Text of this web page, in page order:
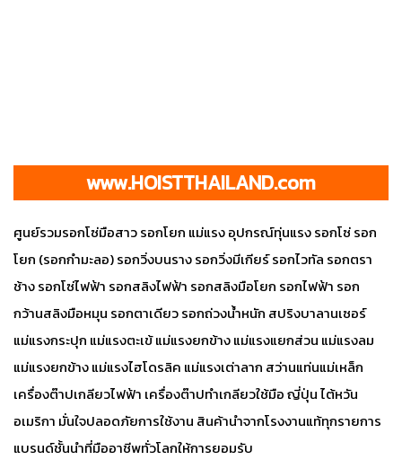
www.HOISTTHAILAND.com
ศูนย์รวมรอกโซ่มือสาว รอกโยก แม่แรง อุปกรณ์ทุ่นแรง รอกโซ่ รอก
โยก (รอกกำมะลอ) รอกวิ่งบนราง รอกวิ่งมีเกียร์ รอกไวทัล รอกตรา
ช้าง รอกโซ่ไฟฟ้า รอกสลิงไฟฟ้า รอกสลิงมือโยก รอกไฟฟ้า รอก
กว้านสลิงมือหมุน รอกตาเดียว รอกถ่วงน้ำหนัก สปริงบาลานเซอร์
แม่แรงกระปุก แม่แรงตะเข้ แม่แรงยกข้าง แม่แรงแยกส่วน แม่แรงลม
แม่แรงยกข้าง แม่แรงไฮโดรลิค แม่แรงเต่าลาก สว่านแท่นแม่เหล็ก
เครื่องต๊าปเกลียวไฟฟ้า เครื่องต๊าปทำเกลียวใช้มือ ญี่ปุ่น ไต้หวัน
อเมริกา มั่นใจปลอดภัยการใช้งาน สินค้านำจากโรงงานแท้ทุกรายการ
แบรนด์ชั้นนำที่มืออาชีพทั่วโลกให้การยอมรับ